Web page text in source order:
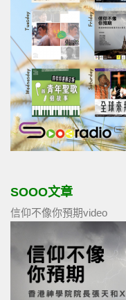
SOOO文章
信仰不像你預期video